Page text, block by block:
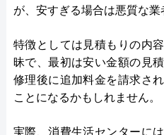
が、安すぎる場合は悪質な業
特徴としては見積もりの内
昧で、最初は安い金額の見
修理後に追加料金を請求さ
ことになるかもしれません。
実際、消費生活センターに